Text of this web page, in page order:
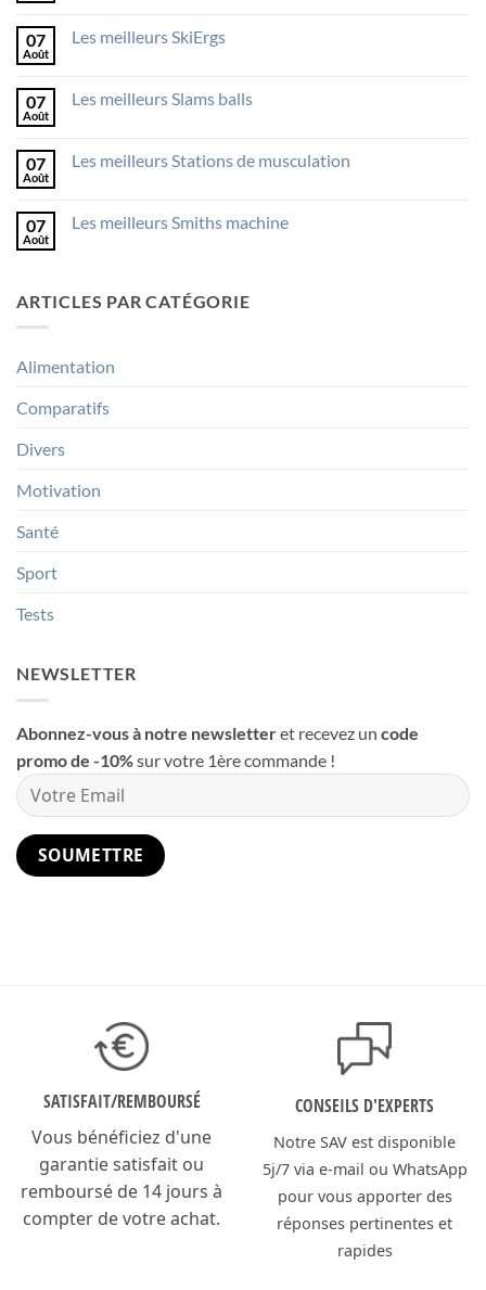
Les
07
Août
Les meilleurs SkiErgs
Les
07
Août
Les meilleurs Slams balls
Les
07
Août
Les meilleurs Stations de musculation
Les
07
Août
Les meilleurs Smiths machine
meilleurs
ARTICLES PAR CATÉGORIE
Alimentation
Comparatifs
Divers
Motivation
Santé
Sport
Tests
NEWSLETTER
Abonnez-vous à notre newsletteret recevez un code
promo de -10%sur votre 1ère commande !
SATISFAIT/REMBOURSÉ
Vous bénéficiez d'une
garantie satisfait ou
remboursé de 14 jours à
compter de votre achat.
CONSEILS D'EXPERTS
Notre SAV est disponible
5j/7 via e-mail ou WhatsApp
pour vous apporter des
réponses pertinentes et
rapides